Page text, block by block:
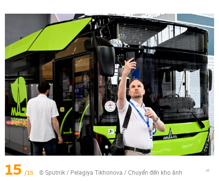
15 /15 © Sputnik / Pelagiya Tikhonova /Chuyển đến kho ảnh